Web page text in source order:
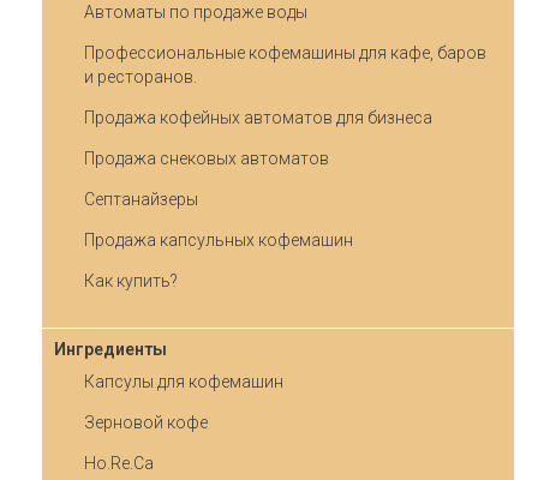
Автоматы по продаже воды
Профессиональные кофемашины для кафе, баров
и ресторанов.
Продажа кофейных автоматов для бизнеса
Продажа снековых автоматов
Септанайзеры
Продажа капсульных кофемашин
Как купить?
Ингредиенты
Капсулы для кофемашин
Зерновой кофе
Ho.Re.Ca